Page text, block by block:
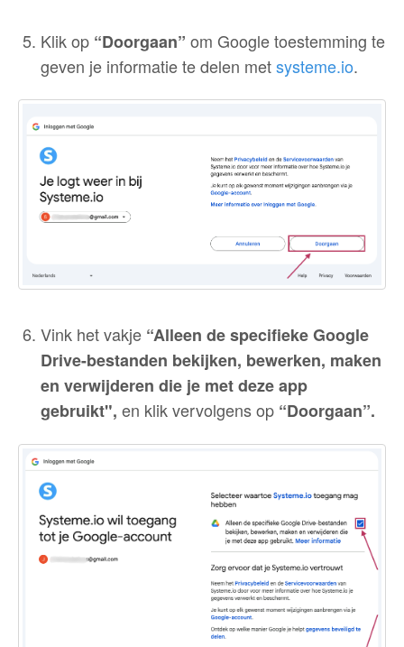
Klik op “Doorgaan” om Google toestemming te
geven je informatie te delen metsysteme.io.
Vink het vakje “Alleen de specifieke Google
Drive-bestanden bekijken, bewerken, maken
en verwijderen die je met deze app
gebruikt", en klik vervolgens op “Doorgaan”.